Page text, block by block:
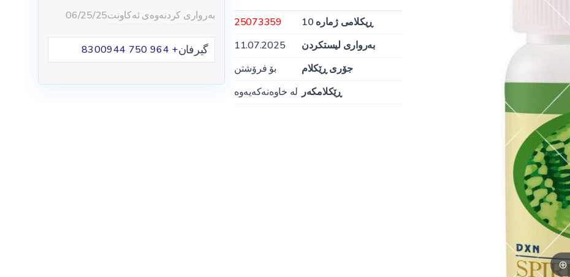
ڕیکلامی ژمارە 10
25073359
بەرواری لیستکردن
11.07.2025
جۆری ڕێکلام
بۆ فرۆشتن
ڕێکلامکەر لە خاوەنەکەیەوە
بەرواری کردنەوەی ئەکاونت06/25/25
گیرفان+ 964 750 8300944